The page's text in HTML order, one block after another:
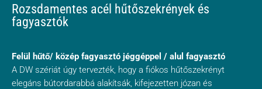
Rozsdamentes acél hűtőszekrények és
fagyasztók
Felül hűtő/ közép fagyasztó jéggéppel / alul fagyasztó
A DW szériát úgy tervezték, hogy a fiókos hűtőszekrényt
elegáns bútordarabbá alakítsák, kifejezetten józan és